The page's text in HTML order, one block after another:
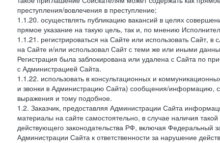
преступления/вовлечения в преступление;
1.1.20. осуществлять публикацию вакансий в целях
прямое указание на такую цель, так и, по мнению
1.1.21. регистрироваться на Сайте или использовать Сайт,
на Сайте и/или использовал Сайт с теми же или иными
Регистрация была заблокирована или удалена с Сайта по
с Администрацией Сайта.
1.1.22. использовать в консультационных и
и звонки в Администрацию Сайта) сообщения/информацию,
выражения и тому подобное.
1.2. Заказчик, предоставляя Администрации Сайта
материалы на сайте самостоятельно, в случае наличия
действующего законодательства РФ, включая
Администрации Сайта к ответственности за нарушение